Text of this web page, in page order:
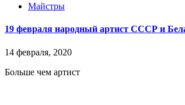
Майстры
19 февраля народный артист СССР и
14 февраля, 2020
Больше чем артист